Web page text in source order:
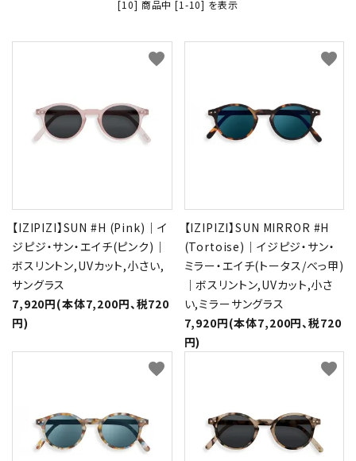
person
[10] 商品中 [1-10] を表示
【IZIPIZI】SUN #H (Pink)｜イ
ジピジ・サン・エイチ(ピンク)｜
ボスリントン,UVカット,小さい,
サングラス
7,920円(本体7,200円、税720
円)
favorite
【IZIPIZI】SUN MIRROR #H
(Tortoise)｜イジピジ・サン・
ミラー・エイチ(トータス/べっ甲)
｜ボスリントン,UVカット,小さ
い,ミラーサングラス
7,920円(本体7,200円、税720
円)
favorite
favorite favorite